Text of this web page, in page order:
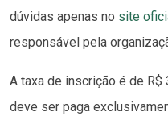
dúvidas apenas no site
responsável pela
A taxa de inscrição é de R$
deve ser paga